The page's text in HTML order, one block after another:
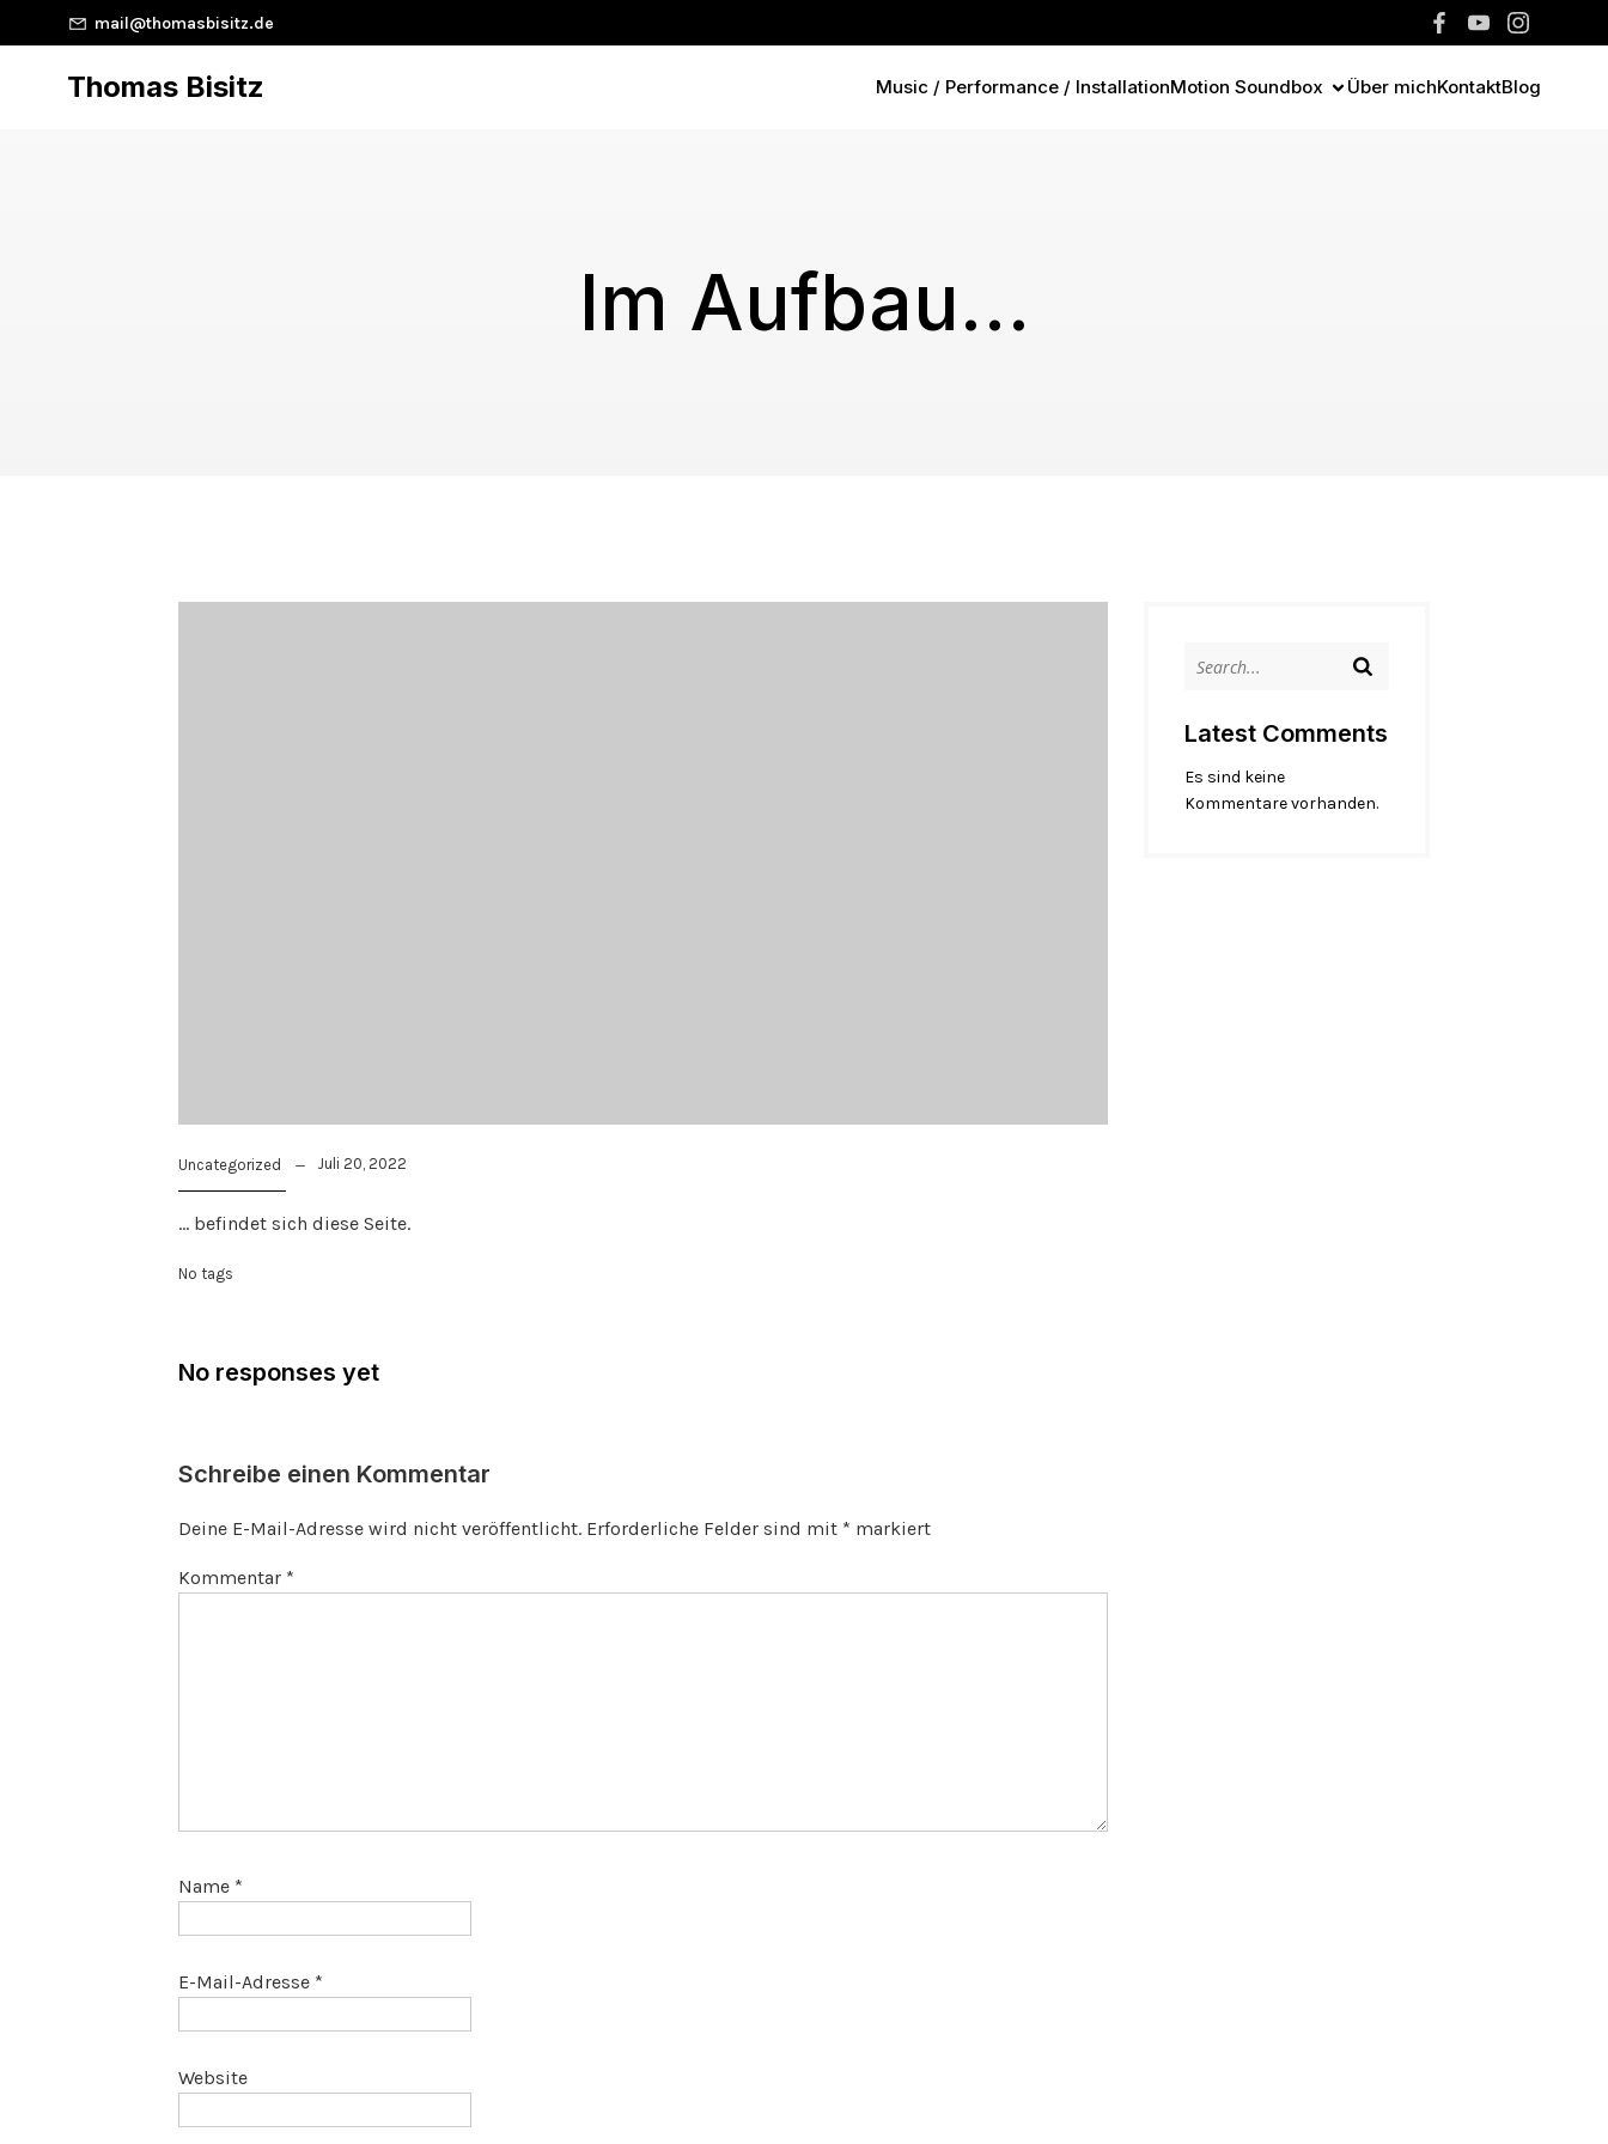
mail@thomasbisitz.de
Thomas Bisitz Music / Performance / InstallationMotion Soundbox Über michKontaktBlog
Im Aufbau…
Uncategorized Juli 20, 2022
… befindet sich diese Seite.
No tags
No responses yet
Schreibe einen Kommentar
Deine E-Mail-Adresse wird nicht veröffentlicht. Erforderliche Felder sind mit * markiert
Kommentar *
Name *
E-Mail-Adresse *
Website
Latest Comments
Es sind keine
Kommentare vorhanden.